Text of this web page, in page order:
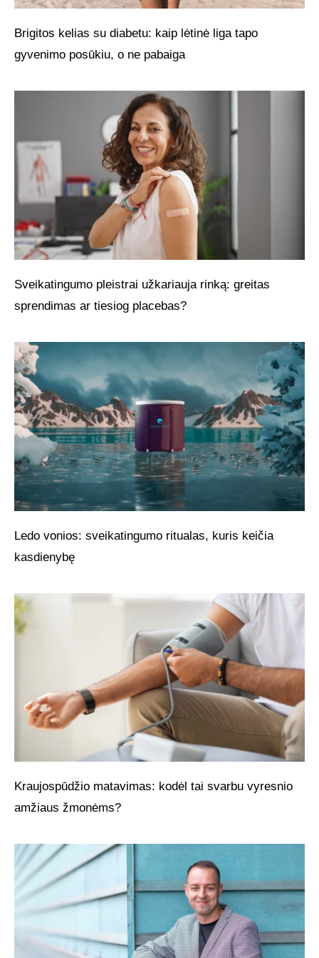
Brigitos kelias su diabetu: kaip lėtinė liga tapo
gyvenimo posūkiu, o ne pabaiga
Sveikatingumo pleistrai užkariauja rinką: greitas
sprendimas ar tiesiog placebas?
Ledo vonios: sveikatingumo ritualas, kuris keičia
kasdienybę
Kraujospūdžio matavimas: kodėl tai svarbu vyresnio
amžiaus žmonėms?